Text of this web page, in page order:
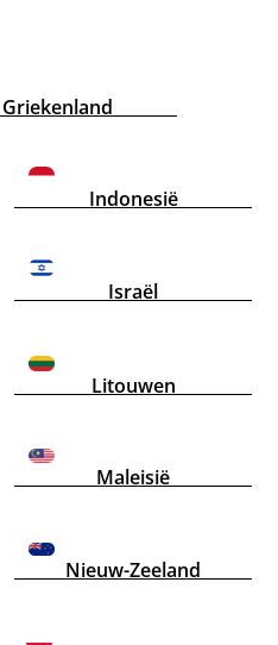
Griekenland
Indonesië
Israël
Litouwen
Maleisië
Nieuw-Zeeland
your age
old or older?
YES, I AM